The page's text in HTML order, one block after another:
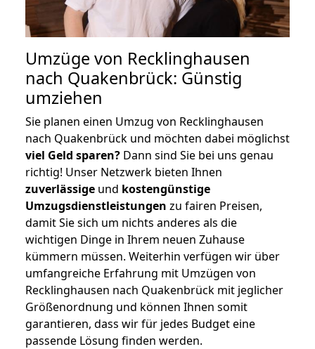
Umzüge von Recklinghausen
nach Quakenbrück: Günstig
umziehen
Sie planen einen Umzug von Recklinghausen
nach Quakenbrück und möchten dabei möglichst
viel Geld sparen? Dann sind Sie bei uns genau
richtig! Unser Netzwerk bieten Ihnen
zuverlässige und kostengünstige
Umzugsdienstleistungen zu fairen Preisen,
damit Sie sich um nichts anderes als die
wichtigen Dinge in Ihrem neuen Zuhause
kümmern müssen. Weiterhin verfügen wir über
umfangreiche Erfahrung mit Umzügen von
Recklinghausen nach Quakenbrück mit jeglicher
Größenordnung und können Ihnen somit
garantieren, dass wir für jedes Budget eine
passende Lösung finden werden.